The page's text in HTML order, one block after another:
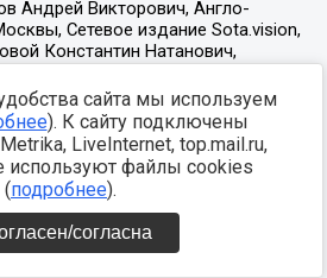
сайта мы используем
). К сайту подключены
LiveInternet, top.mail.ru,
используют файлы cookies
(подробнее).
согласна